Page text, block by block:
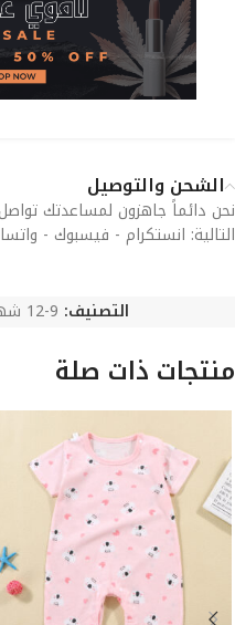
الشحن والتوصيل
نحن دائماً جاهزون لمساعدتك
التالية: انستكرام - فيسبوك -
التصنيف: 9-12 شهر
منتجات ذات صلة